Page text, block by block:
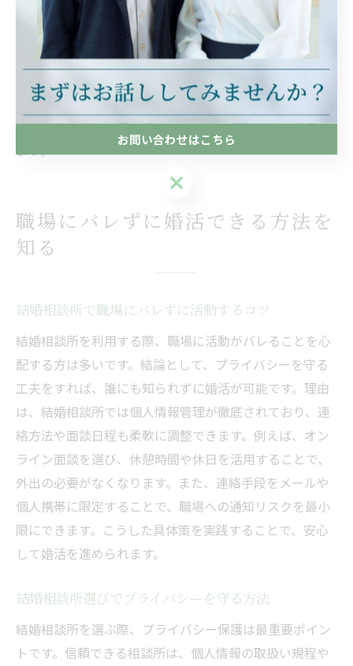
が大いに参考になります。なぜなら、体験記には相談所
の誠実な対応やサポートの質、成婚までの実績が具体的
に記されているからです。例えば、初回カウンセリング
で親身に話を聞いてくれたことや、活動中にこまめなフ
ォローがあった事例などは安心材料となります。複数の
体験記を比較し、自分に合った相談所選びに役立てまし
ょう。
職場にバレずに婚活できる方法を
知る
結婚相談所で職場にバレずに活動するコツ
結婚相談所を利用する際、職場に活動がバレることを心
配する方は多いです。結論として、プライバシーを守る
工夫をすれば、誰にも知られずに婚活が可能です。理由
は、結婚相談所では個人情報管理が徹底されており、連
絡方法や面談日程も柔軟に調整できます。例えば、オン
ライン面談を選び、休憩時間や休日を活用することで、
外出の必要がなくなります。また、連絡手段をメールや
個人携帯に限定することで、職場への通知リスクを最小
限にできます。こうした具体策を実践することで、安心
して婚活を進められます。
結婚相談所選びでプライバシーを守る方法
結婚相談所を選ぶ際、プライバシー保護は最重要ポイン
トです。信頼できる相談所は、個人情報の取扱い規程や
お問い合わせはこちら
お問い合わせはこちら